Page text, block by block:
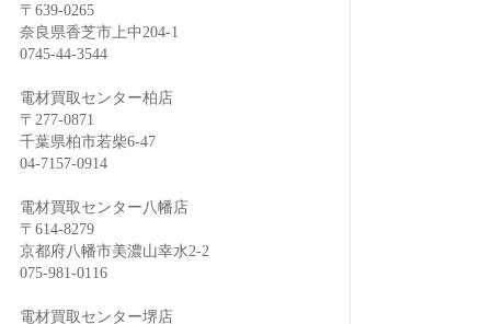
〒639-0265
奈良県香芝市上中204-1
0745-44-3544
電材買取センター柏店
〒277-0871
千葉県柏市若柴6-47
04-7157-0914
電材買取センター八幡店
〒614-8279
京都府八幡市美濃山幸水2-2
075-981-0116
電材買取センター堺店